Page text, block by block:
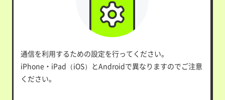
通信を利用するための設定を行ってください。
iPhone・iPad（iOS）とAndroidで異なりますのでご注意
ください。